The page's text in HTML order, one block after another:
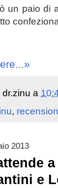
un paio di
dr.zinu a
,
2013
e